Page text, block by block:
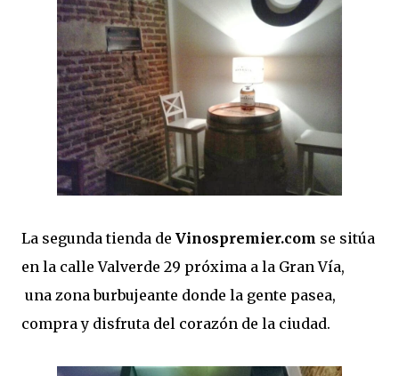
La segunda tienda de Vinospremier.com se sitúa
en la calle Valverde 29 próxima a la Gran Vía,
una zona burbujeante donde la gente pasea,
compra y disfruta del corazón de la ciudad.